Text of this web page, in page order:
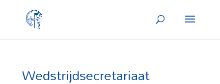
Wedstrijdsecretariaat